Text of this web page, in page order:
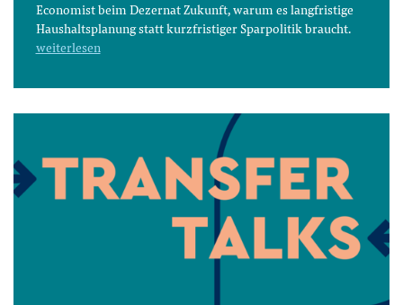
Economist beim Dezernat Zukunft, warum es langfristige
Haushaltsplanung statt kurzfristiger Sparpolitik braucht.
weiterlesen